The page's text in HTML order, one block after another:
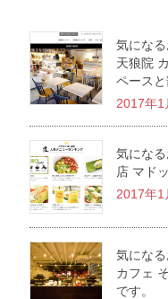
気にな
天狼院
ペース
2017年1
気にな
店 マド
2017年1
気にな
カフェ
です。